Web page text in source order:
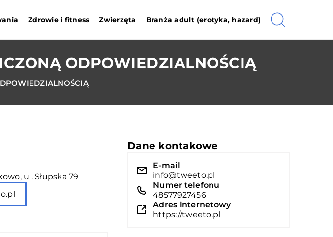
Zdrowie i fitness Zwierzęta Branża adult (erotyka, hazard)
ODPOWIEDZIALNOŚCIĄ
ul. Słupska 79
Dane kontakowe
E-mail
info@tweeto.pl
Numer telefonu
48577927456
Adres internetowy
https://tweeto.pl